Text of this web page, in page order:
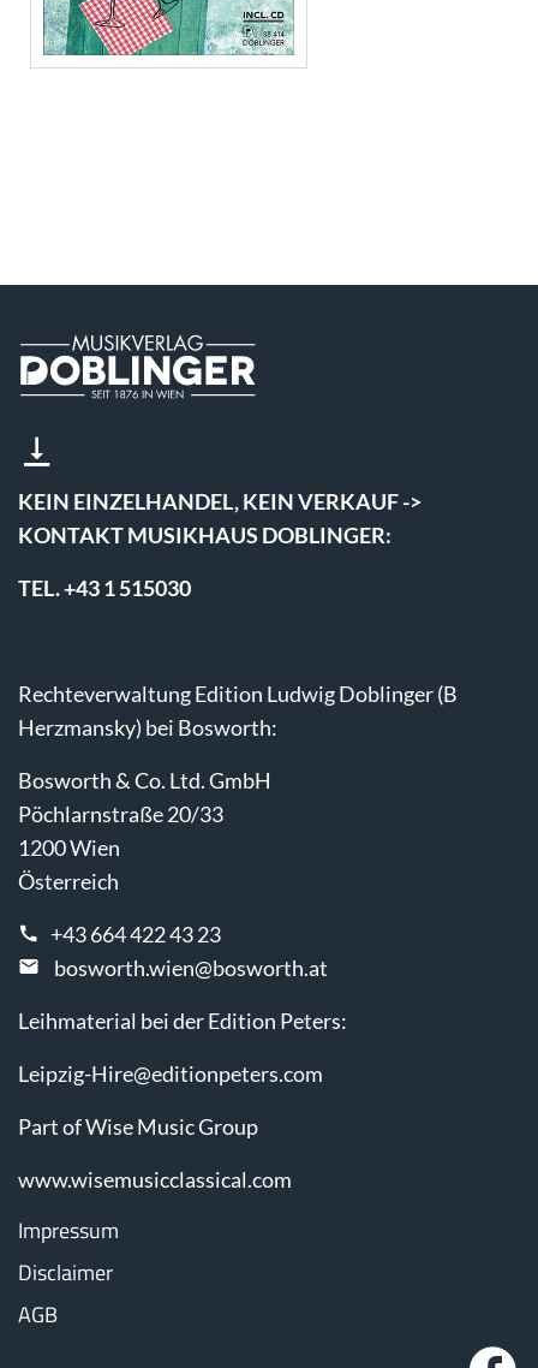
KEIN EINZELHANDEL, KEIN VERKAUF ->
KONTAKT MUSIKHAUS DOBLINGER:
TEL. +43 1 515030
Rechteverwaltung Edition Ludwig Doblinger (B
Herzmansky) bei Bosworth:
Bosworth & Co. Ltd. GmbH
Pöchlarnstraße 20/33
1200 Wien
Österreich
+43 664 422 43 23
bosworth.wien@bosworth.at
Leihmaterial bei der Edition Peters:
Leipzig-Hire@editionpeters.com
Part of Wise Music Group
www.wisemusicclassical.com
Impressum
Disclaimer
AGB